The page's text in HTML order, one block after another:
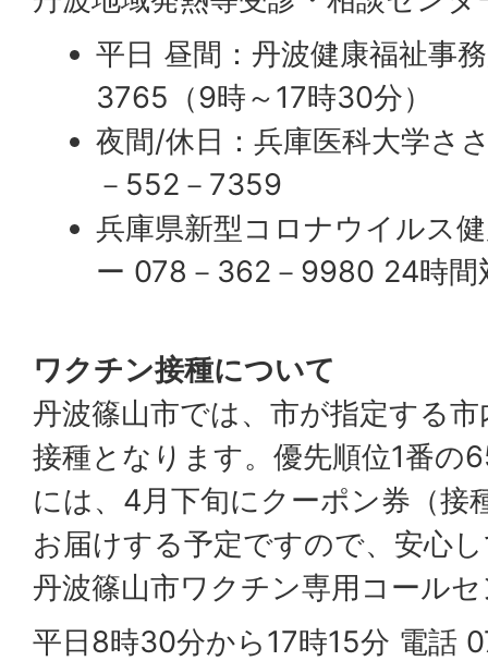
平日 昼間：丹波健康福祉事
3765（9時～17時30分）
夜間/休日：兵庫医科大学さ
－552－7359
兵庫県新型コロナウイルス
ー 078－362－9980 24時間
ワクチン接種について
丹波篠山市では、市が指定する
接種となります。優先順位1番の
には、4月下旬にクーポン券（接
お届けする予定ですので、安心
丹波篠山市ワクチン専用コール
平日8時30分から17時15分 電話